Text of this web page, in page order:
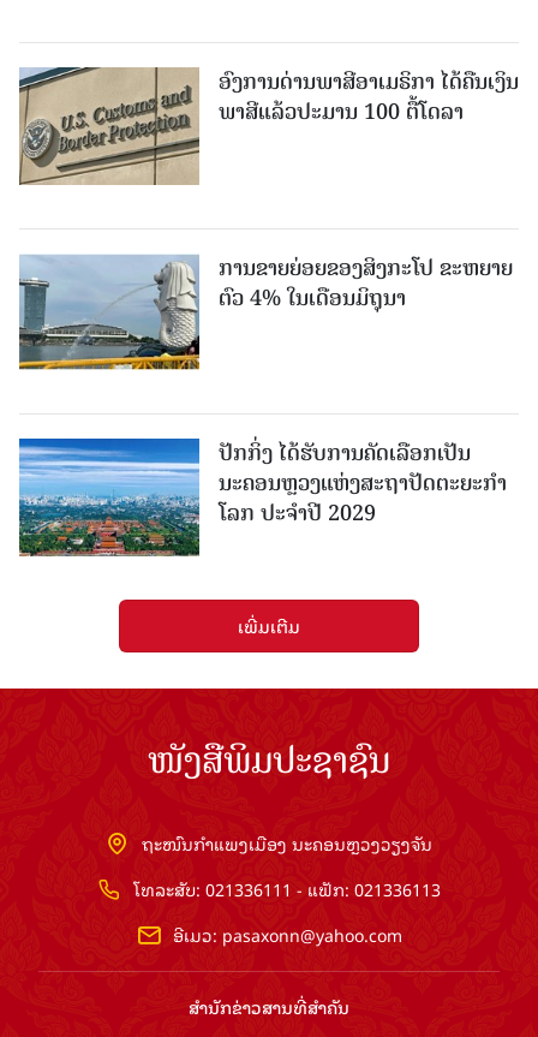
ອົງການດ່ານພາສີອາເມຣິກາ ໄດ້ຄືນເງິນ
ພາສີແລ້ວປະມານ 100 ຕື້ໂດລາ
ການຂາຍຍ່ອຍຂອງສິງກະໂປ ຂະຫຍາຍ
ຕົວ 4% ໃນເດືອນມິຖຸນາ
ປັກກິ່ງ ໄດ້ຮັບການຄັດເລືອກເປັນ
ນະຄອນຫຼວງແຫ່ງສະຖາປັດຕະຍະກຳ
ໂລກ ປະຈຳປີ 2029
ເພີ່ມເຕີມ
ໜັງສືພິມປະຊາຊົນ
ຖະໜົນກຳແພງເມືອງ ນະຄອນຫຼວງວຽງຈັນ
ໂທລະສັບ: 021336111 - ແຟັກ: 021336113
ອີເມວ: pasaxonn@yahoo.com
ສຳ​ນັກ​ຂ່າວ​ສານ​ທີ່​ສຳ​ຄັນ​